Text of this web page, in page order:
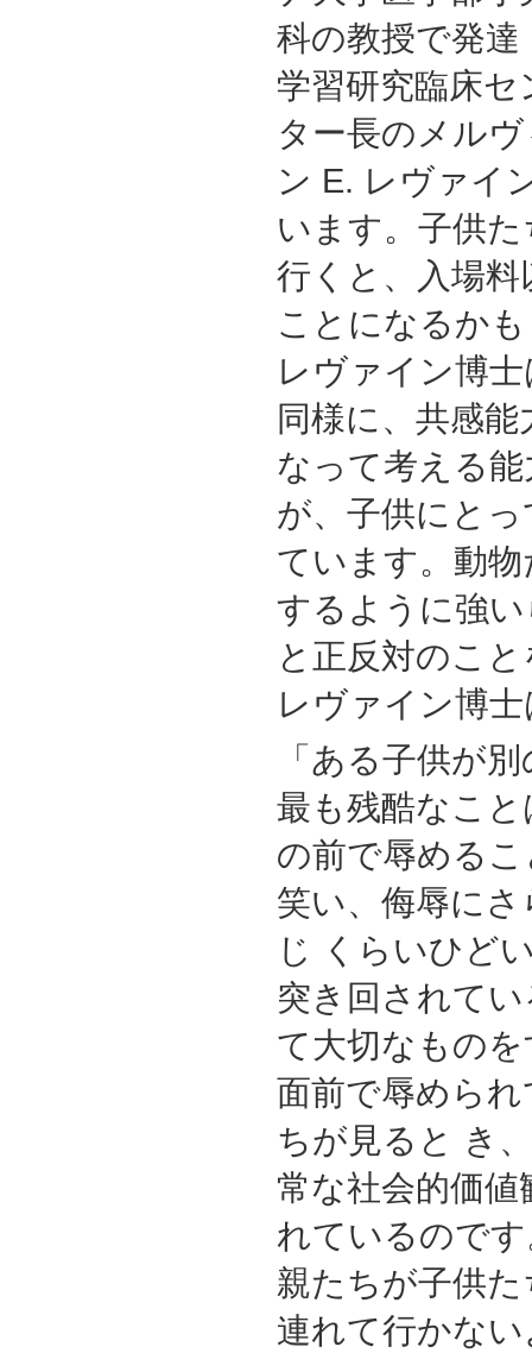
科の教授で発達
学習研究臨床セ
ター長のメルヴ
ン E. レヴァイ
います。子供
行くと、入場
ことになるか
レヴァイン博
同様に、共感
なって考える
が、子供にと
ています。動
するように強
と正反対のこ
レヴァイン博
「ある子供が
最も残酷なこ
の前で辱める
笑い、侮辱に
じ くらいひど
突き回されて
て大切なもの
面前で辱めら
ちが見ると き
常な社会的価
れているので
親たちが子供
連れて行かな